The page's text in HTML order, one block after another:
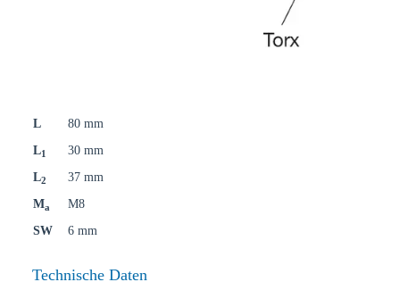
L
80 mm
L1
30 mm
L2
37 mm
Ma
M8
SW
6 mm
Technische Daten